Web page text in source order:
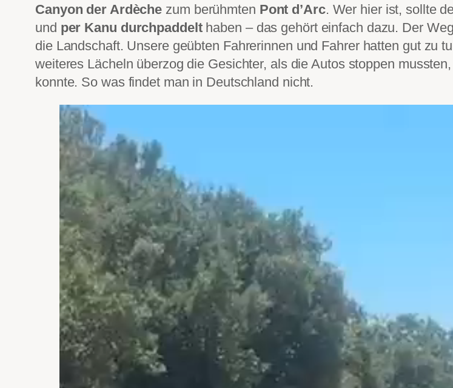
Canyon der Ardèche zum berühmten Pont d’Arc. Wer hier ist, sollte
und per Kanu durchpaddelthaben – das gehört einfach dazu. Der
die Landschaft. Unsere geübten Fahrerinnen und Fahrer hatten gut zu
weiteres Lächeln überzog die Gesichter, als die Autos stoppen
konnte. So was findet man in Deutschland nicht.